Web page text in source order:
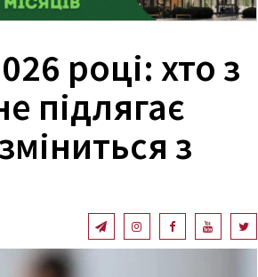
році: хто з
підлягає
з